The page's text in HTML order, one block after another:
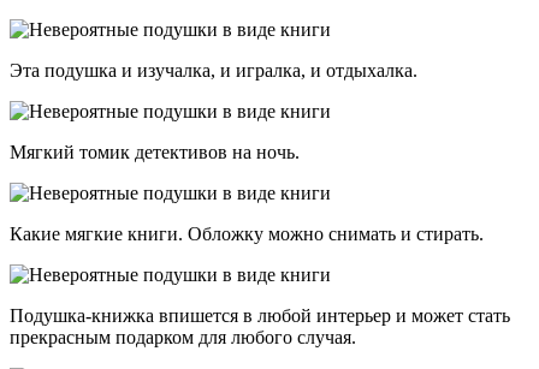
Эта подушка и изучалка, и игралка, и отдыхалка.
Мягкий томик детективов на ночь.
Какие мягкие книги. Обложку можно снимать и стирать.
Подушка-книжка впишется в любой интерьер и может стать
прекрасным подарком для любого случая.